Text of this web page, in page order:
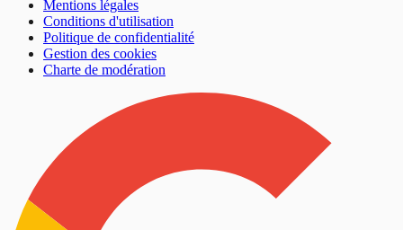
Mentions légales
Conditions d'utilisation
Politique de confidentialité
Gestion des cookies
Charte de modération